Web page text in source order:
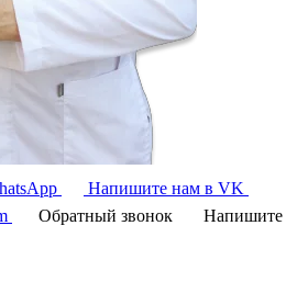
Напишите нам в VK
Обратный звонок
Напишите